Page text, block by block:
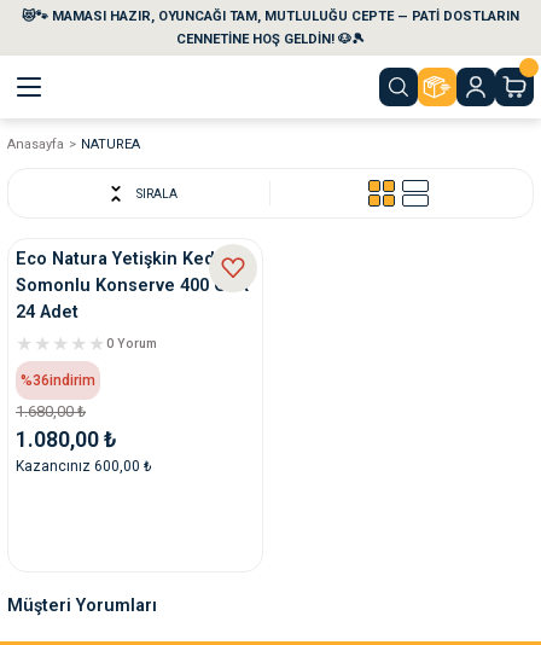
😻🐾 MAMASI HAZIR, OYUNCAĞI TAM, MUTLULUĞU CEPTE — PATİ DOSTLARIN
CENNETİNE HOŞ GELDİN! 🐶🎾
Geri Dön
Geri Dön
Temizlik Ürünleri
Geri Dön
Geri Dön
Geri Dön
Geri Dön
Anasayfa NATUREA
SIRALA
Eco Natura Yetişkin Kedi
Somonlu Konserve 400 Gr X
24 Adet
0 Yorum
%36indirim
1.680,00 ₺
1.080,00 ₺
Kazancınız 600,00 ₺
Müşteri Yorumları